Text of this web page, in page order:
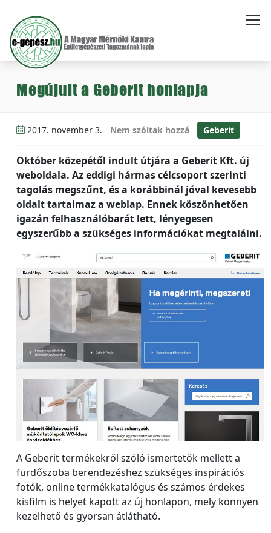
Megújult a Geberit honlapja
2017. november 3. Nem szóltak hozzá Geberit
Október közepétől indult útjára a Geberit Kft. új
weboldala. Az eddigi hármas célcsoport szerinti
tagolás megszűnt, és a korábbinál jóval kevesebb
oldalt tartalmaz a weblap. Ennek köszönhetően
igazán felhasználóbarát lett, lényegesen
egyszerűbb a szükséges információkat megtalálni.
A Geberit termékekről szóló ismertetők mellett a
fürdőszoba berendezéshez szükséges inspirációs
fotók, online termékkatalógus és számos érdekes
kisfilm is helyet kapott az új honlapon, mely könnyen
kezelhető és gyorsan átlátható.